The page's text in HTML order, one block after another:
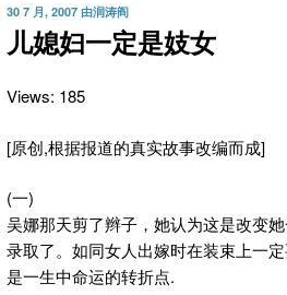
发
布
于
30 7 月, 2007 由润涛阎
儿媳妇一定是妓女
Views: 185
[原创,根据报道的真实故事改编而成]
(一)
吴娜那天剪了辫子，她认为这是改变
录取了。如同女人出嫁时在装束上一
是一生中命运的转折点.